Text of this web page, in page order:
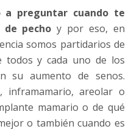
preguntar cuando te
pecho y por eso, en
somos partidarios de
todos y cada uno de los
su aumento de senos.
inframamario, areolar o
mamario o de qué
o también cuando es